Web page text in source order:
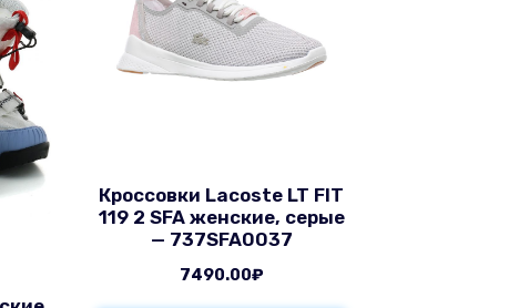
Кроссовки Lacoste LT FIT
119 2 SFA женские, серые
— 737SFA0037
7490.00₽